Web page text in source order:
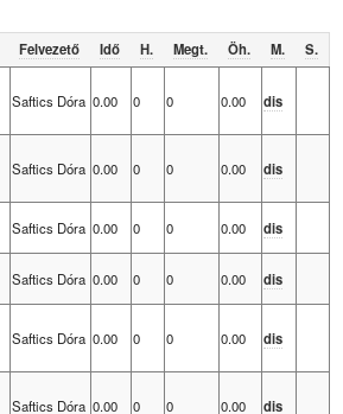
Felvezető Idő H. Megt. Öh. M.
S.
Saftics Dóra 0.00 0 0 0.00 dis
Saftics Dóra 0.00 0 0 0.00 dis
Saftics Dóra 0.00 0 0 0.00
dis
Saftics Dóra 0.00 0 0 0.00
dis
Saftics Dóra 0.00 0 0 0.00 dis
Saftics Dóra 0.00 0 0 0.00 dis